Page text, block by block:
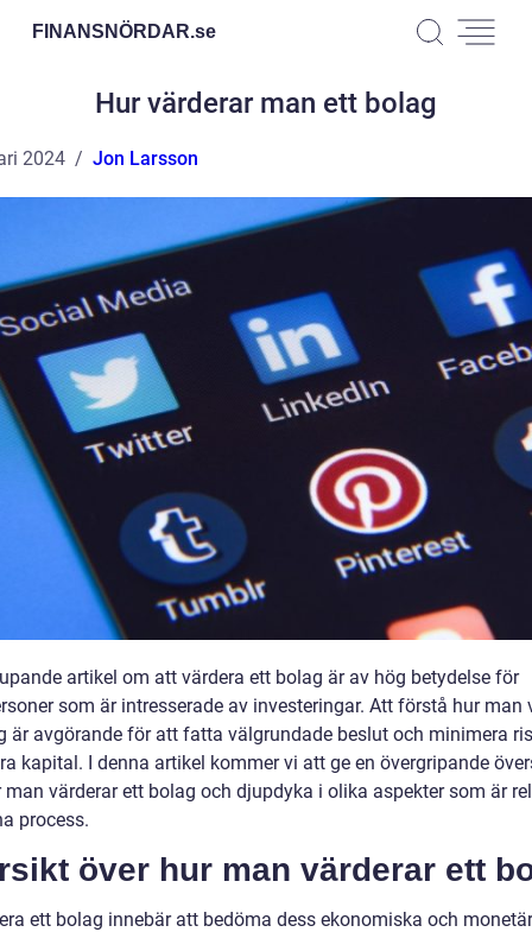
FINANSNÖRDAR.se
Hur värderar man ett bolag
2024 Jon Larsson
artikel om att värdera ett bolag är av hög betydelse för
som är intresserade av investeringar. Att förstå hur man
är avgörande för att fatta välgrundade beslut och minimera
kapital. I denna artikel kommer vi att ge en övergripande
man värderar ett bolag och djupdyka i olika aspekter som är
process.
över hur man värderar ett
ett bolag innebär att bedöma dess ekonomiska och